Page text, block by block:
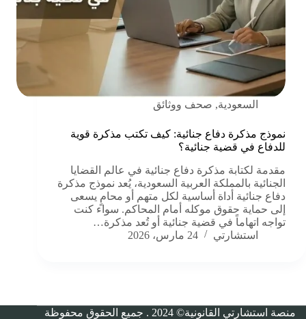
السعودية, صحف ووثائق
نموذج مذكرة دفاع جنائية: كيف تكتب مذكرة قوية
للدفاع في قضية جنائية؟
مقدمة لكتابة مذكرة دفاع جنائية في عالم القضايا
الجنائية بالمملكة العربية السعودية، يُعد نموذج مذكرة
دفاع جنائية أداة أساسية لكل متهم أو محامٍ يسعى
إلى حماية حقوق موكله أمام المحاكم. سواء كنت
تواجه اتهاماً في قضية جنائية أو تُعد مذكرة…
استشارتي
24 مارس، 2026
منصة استشارتي القانونية©2024 . جميع الحقوق محفوظة